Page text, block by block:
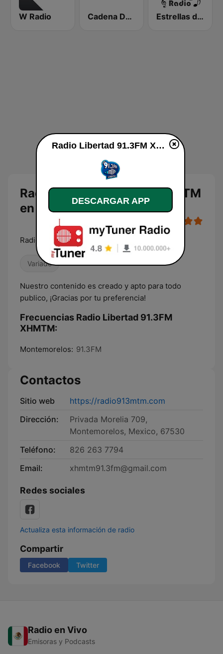
W Radio Cadena Dance México Estrellas de los 80s
Radio Libertad 91.3FM XHMTM
en vivo
Radio Libertad
Variado
Nuestro contenido es creado y apto para todo
publico, ¡Gracias por tu preferencia!
Frecuencias Radio Libertad 91.3FM
XHMTM:
Montemorelos: 91.3FM
Contactos
Sitio web
https://radio913mtm.com
Dirección:
Privada Morelia 709,
Montemorelos, Mexico, 67530
Teléfono:
826 263 7794
Email:
xhmtm91.3fm@gmail.com
Redes sociales
Actualiza esta información de radio
Compartir
Facebook Twitter
Radio en Vivo
Emisoras y Podcasts
Radio Libertad 91.3FM XHMTM en vivo
DESCARGAR APP